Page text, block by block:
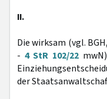
II.
Die wirksam (vgl.
- 4 StR 102/22
der